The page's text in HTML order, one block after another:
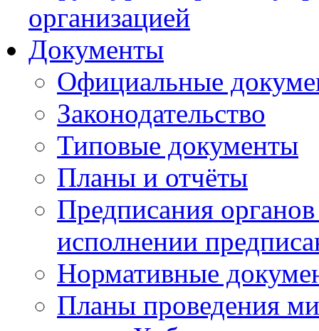
организацией
Документы
Официальные
Законодательство
Типовые документы
Планы и отчёты
Предписания
исполнении
Нормативные
Планы проведения